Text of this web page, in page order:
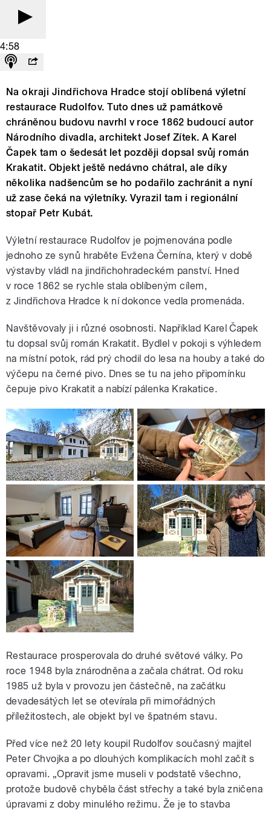
4:58
Na okraji Jindřichova Hradce stojí oblíbená výletní
restaurace Rudolfov. Tuto dnes už památkově
chráněnou budovu navrhl v roce 1862 budoucí autor
Národního divadla, architekt Josef Zítek. A Karel
Čapek tam o šedesát let později dopsal svůj román
Krakatit. Objekt ještě nedávno chátral, ale díky
několika nadšencům se ho podařilo zachránit a nyní
už zase čeká na výletníky. Vyrazil tam i regionální
stopař Petr Kubát.
Výletní restaurace Rudolfov je pojmenována podle
jednoho ze synů hraběte Evžena Černína, který v době
výstavby vládl na jindřichohradeckém panství. Hned
v roce 1862 se rychle stala oblíbeným cílem,
z Jindřichova Hradce k ní dokonce vedla promenáda.
Navštěvovaly ji i různé osobnosti. Například Karel Čapek
tu dopsal svůj román Krakatit. Bydlel v pokoji s výhledem
na místní potok, rád prý chodil do lesa na houby a také do
výčepu na černé pivo. Dnes se tu na jeho připomínku
čepuje pivo Krakatit a nabízí pálenka Krakatice.
Restaurace prosperovala do druhé světové války. Po
roce 1948 byla znárodněna a začala chátrat. Od roku
1985 už byla v provozu jen částečně, na začátku
devadesátých let se otevírala při mimořádných
příležitostech, ale objekt byl ve špatném stavu.
Před více než 20 lety koupil Rudolfov současný majitel
Peter Chvojka a po dlouhých komplikacích mohl začít s
opravami. „Opravit jsme museli v podstatě všechno,
protože budově chyběla část střechy a také byla zničena
úpravami z doby minulého režimu. Že je to stavba